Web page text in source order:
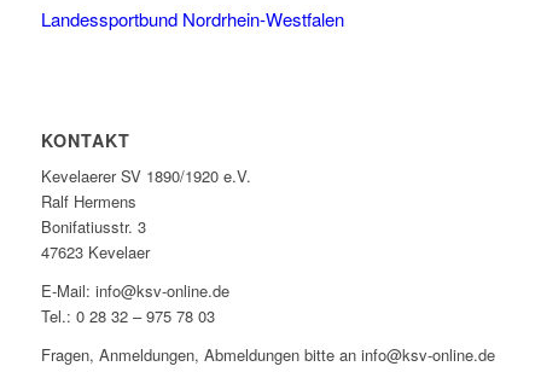
Landessportbund Nordrhein-Westfalen
KONTAKT
Kevelaerer SV 1890/1920 e.V.
Ralf Hermens
Bonifatiusstr. 3
47623 Kevelaer
E-Mail: info@ksv-online.de
Tel.: 0 28 32 – 975 78 03
Fragen, Anmeldungen, Abmeldungen bitte an info@ksv-online.de